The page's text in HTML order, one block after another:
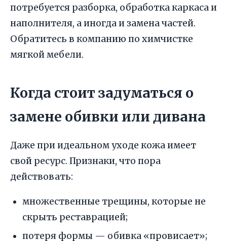
потребуется разборка, обработка каркаса и
наполнителя, а иногда и замена частей.
Обратитесь в компанию по химчистке
мягкой мебели.
Когда стоит задуматься о
замене обивки или дивана
Даже при идеальном уходе кожа имеет
свой ресурс. Признаки, что пора
действовать:
множественные трещины, которые не
скрыть реставрацией;
потеря формы — обивка «провисает»;